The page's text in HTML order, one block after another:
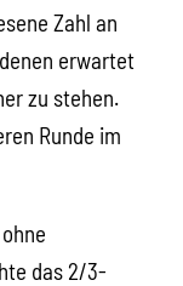
Zahl an
erwartet
zu stehen.
Runde im
das 2/3-